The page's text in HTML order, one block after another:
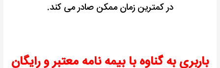
در کمترین زمان ممکن صادر می کند.
باربری به گناوه با بیمه نامه معتبر و رایگان